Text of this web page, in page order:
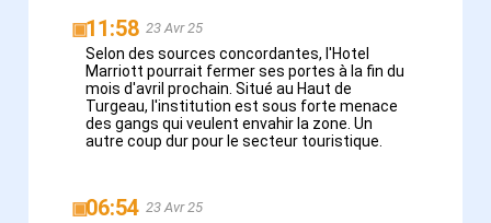
▣11:58 23 Avr 25
Selon des sources concordantes, l'Hotel
Marriott pourrait fermer ses portes à la fin du
mois d'avril prochain. Situé au Haut de
Turgeau, l'institution est sous forte menace
des gangs qui veulent envahir la zone. Un
autre coup dur pour le secteur touristique.
▣06:54 23 Avr 25